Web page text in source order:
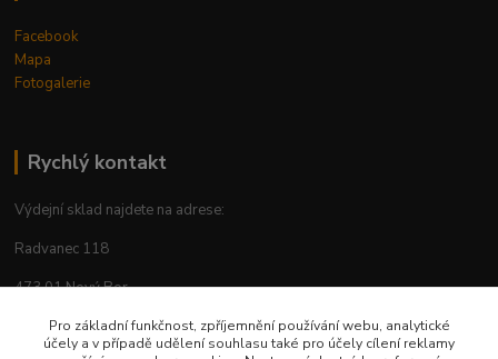
Facebook
Mapa
Fotogalerie
Rychlý kontakt
Výdejní sklad najdete na adrese:
Radvanec 118
473 01 Nový Bor
tel: +420 605 283 713
Pro základní funkčnost, zpříjemnění používání webu, analytické
účely a v případě udělení souhlasu také pro účely cílení reklamy